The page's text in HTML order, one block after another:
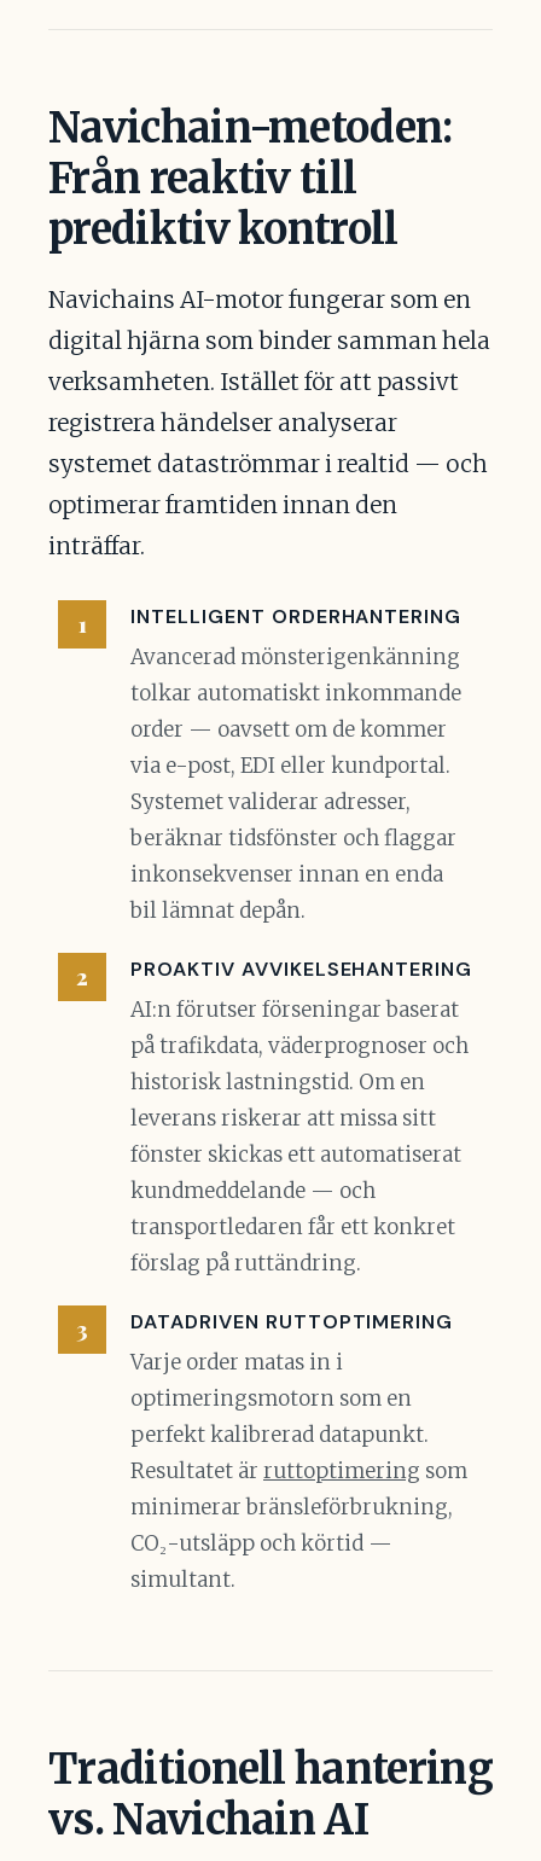
Navichain-metoden:
Från reaktiv till
prediktiv kontroll
Navichains AI-motor fungerar som en
digital hjärna som binder samman hela
verksamheten. Istället för att passivt
registrera händelser analyserar
systemet dataströmmar i realtid — och
optimerar framtiden innan den
inträffar.
INTELLIGENT ORDERHANTERING
Avancerad mönsterigenkänning
tolkar automatiskt inkommande
order — oavsett om de kommer
via e-post, EDI eller kundportal.
Systemet validerar adresser,
beräknar tidsfönster och flaggar
inkonsekvenser innan en enda
bil lämnat depån.
PROAKTIV AVVIKELSEHANTERING
AI:n förutser förseningar baserat
på trafikdata, väderprognoser och
historisk lastningstid. Om en
leverans riskerar att missa sitt
fönster skickas ett automatiserat
kundmeddelande — och
transportledaren får ett konkret
förslag på ruttändring.
DATADRIVEN RUTTOPTIMERING
Varje order matas in i
optimeringsmotorn som en
perfekt kalibrerad datapunkt.
Resultatet är ruttoptimering som
minimerar bränsleförbrukning,
CO₂-utsläpp och körtid —
simultant.
Traditionell hantering
vs. Navichain AI